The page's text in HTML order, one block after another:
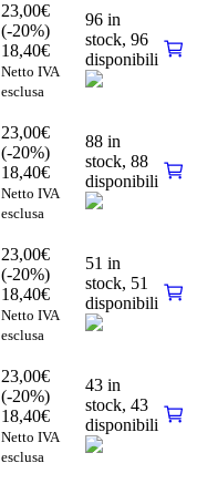
23,00€
(-20%)
18,40€
Netto IVA
esclusa
96 in
stock, 96
disponibili
23,00€
(-20%)
18,40€
Netto IVA
esclusa
88 in
stock, 88
disponibili
23,00€
(-20%)
18,40€
Netto IVA
esclusa
51 in
stock, 51
disponibili
23,00€
(-20%)
18,40€
Netto IVA
esclusa
43 in
stock, 43
disponibili